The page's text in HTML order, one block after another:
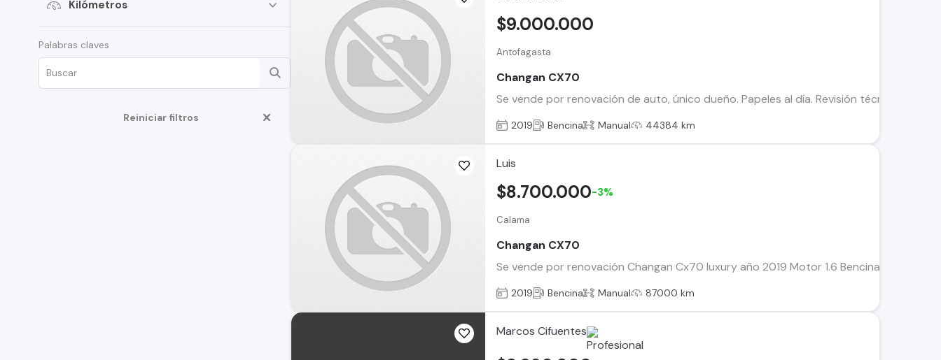
CX70T
CS55 Plus
S200
Kilómetros
Palabras claves
Reiniciar filtros
Antofagasta
Changan CX70
Se vende por renovación de auto, único dueño. Papeles al día. Revisión técnica en el
$9.000.000
2019 Bencina Manual 44384 km
Luis
Calama
Changan CX70
Se vende por renovación Changan Cx70 luxury año 2019 Motor 1.6 Bencina 93
$8.700.000-3%
2019 Bencina Manual 87000 km
Marcos Cifuentes